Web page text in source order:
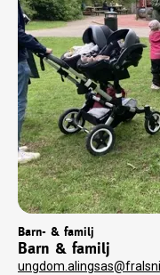
Barn- & familj
Barn & familj